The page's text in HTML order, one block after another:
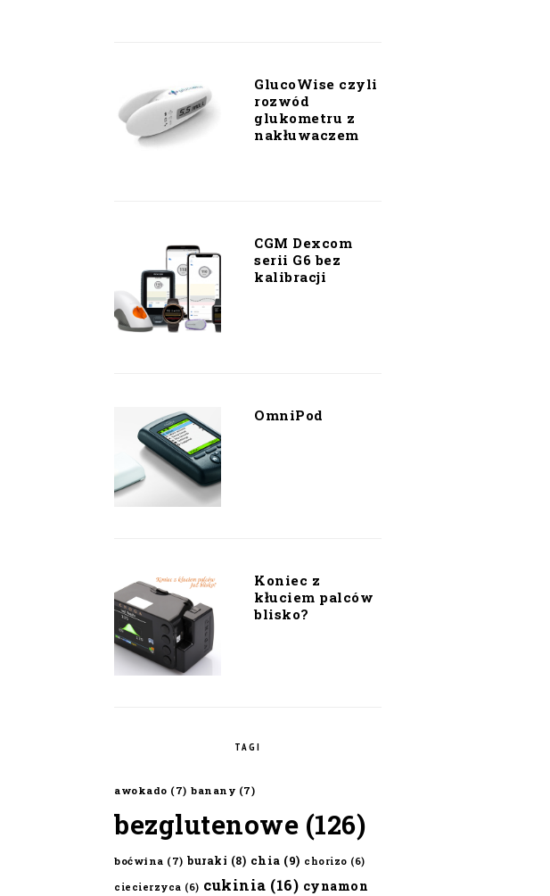
GlucoWise czyli
rozwód
glukometru z
nakłuwaczem
CGM Dexcom
serii G6 bez
kalibracji
OmniPod
Koniec z
kłuciem palców
blisko?
TAGI
awokado (7) banany (7)
bezglutenowe (126)
boćwina (7) buraki (8) chia (9) chorizo (6)
ciecierzyca (6) cukinia (16) cynamon